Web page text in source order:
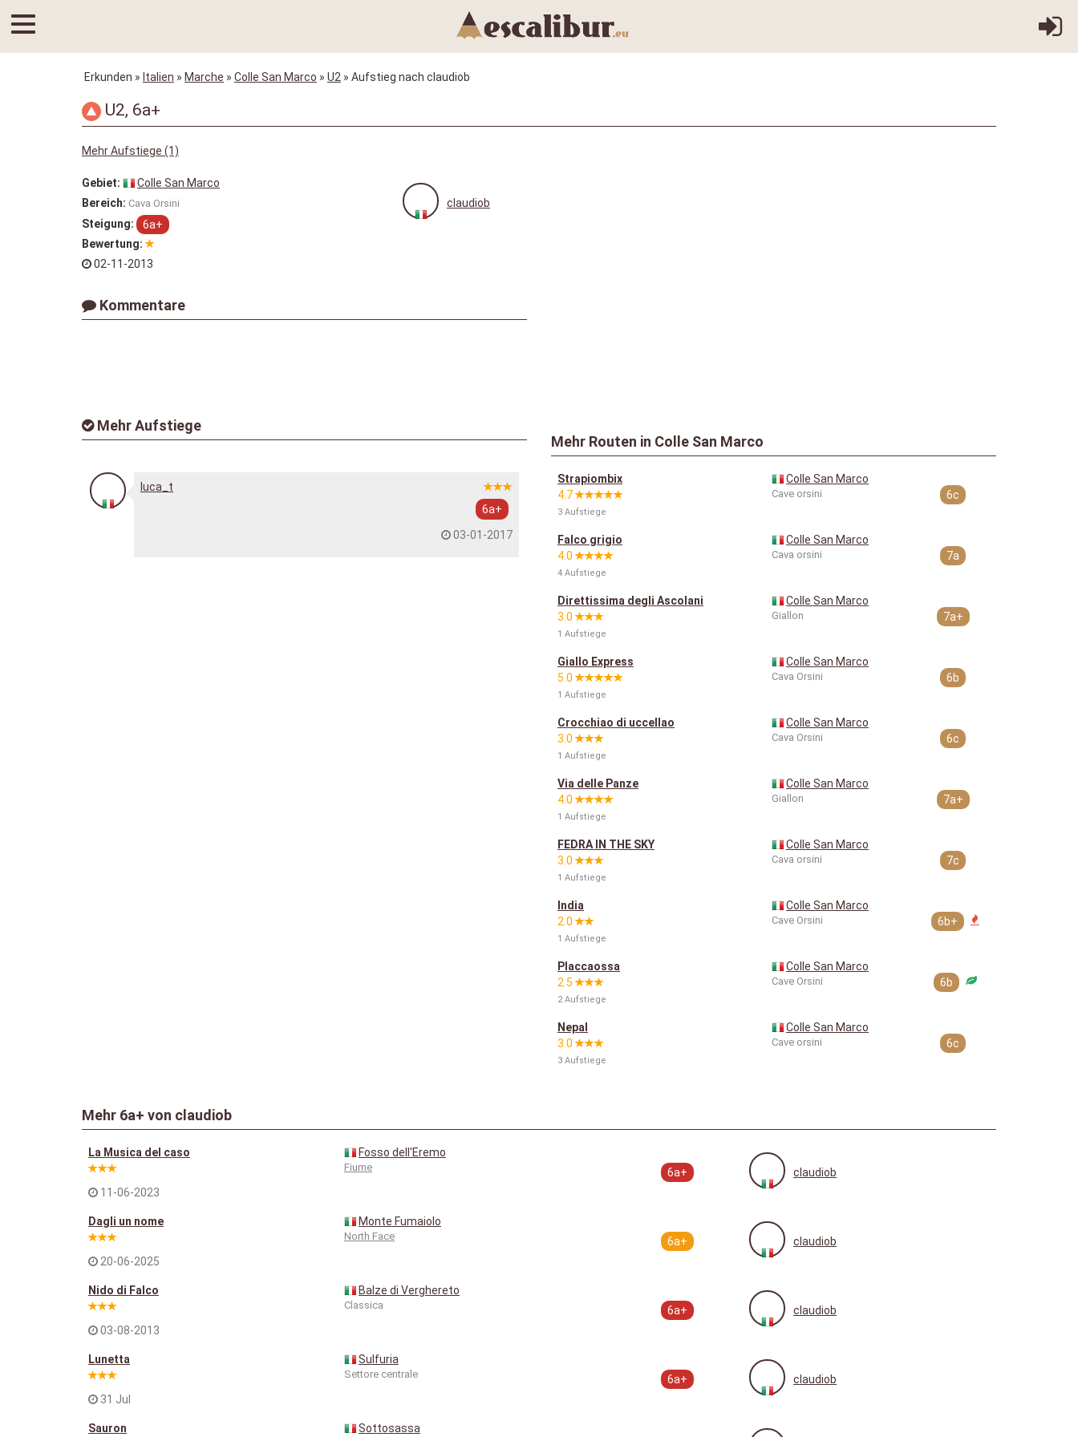
Erkunden » Italien » Marche » Colle San Marco » U2 » Aufstieg nach claudiob
U2, 6a+
Mehr Aufstiege (1)
Gebiet:
Colle San Marco
Bereich: Cava Orsini
Steigung:
6a+
Bewertung:
02-11-2013
claudiob
Kommentare
Mehr Aufstiege
luca_t
6a+
03-01-2017
Mehr Routen in Colle San Marco
Strapiombix
4.7
3 Aufstiege
Colle San Marco
Cave orsini 6c
Falco grigio
4.0
4 Aufstiege
Colle San Marco
Cava orsini 7a
Direttissima degli Ascolani
3.0
1 Aufstiege
Colle San Marco
Giallon 7a+
Giallo Express
5.0
1 Aufstiege
Colle San Marco
Cava Orsini 6b
Crocchiao di uccellao
3.0
1 Aufstiege
Colle San Marco
Cava Orsini 6c
Via delle Panze
4.0
1 Aufstiege
Colle San Marco
Giallon 7a+
FEDRA IN THE SKY
3.0
1 Aufstiege
Colle San Marco
Cava orsini 7c
India
2.0
1 Aufstiege
Colle San Marco
Cave Orsini 6b+
Placcaossa
2.5
2 Aufstiege
Colle San Marco
Cave Orsini 6b
Nepal
3.0
3 Aufstiege
Colle San Marco
Cave orsini 6c
Mehr 6a+ von claudiob
La Musica del caso
11-06-2023
Fosso dell'Eremo
Fiume 6a+ claudiob
Dagli un nome
20-06-2025
Monte Fumaiolo
North Face 6a+ claudiob
Nido di Falco
03-08-2013
Balze di Verghereto
Classica 6a+ claudiob
Lunetta
31 Jul
Sulfuria
Settore centrale 6a+ claudiob
Sauron Sottosassa